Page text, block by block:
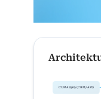
CUMAS365 (CRM/API)